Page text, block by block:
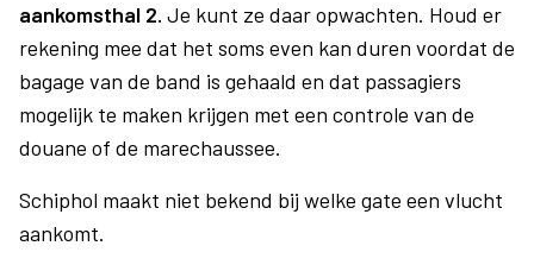
aankomsthal 2. Je kunt ze daar opwachten. Houd er
rekening mee dat het soms even kan duren voordat de
bagage van de band is gehaald en dat passagiers
mogelijk te maken krijgen met een controle van de
douane of de marechaussee.
Schiphol maakt niet bekend bij welke gate een vlucht
aankomt.